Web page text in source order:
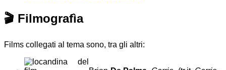
🎬 Filmografìa
Films collegati al tema sono, tra gli altri: